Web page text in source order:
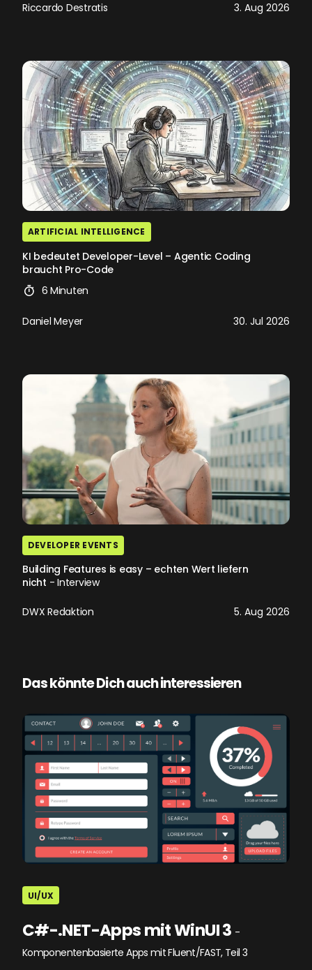
Riccardo Destratis 3. Aug 2026
ARTIFICIAL INTELLIGENCE
KI bedeutet Developer-Level – Agentic Coding
braucht Pro-Code
6 Minuten
Daniel Meyer 30. Jul 2026
DEVELOPER EVENTS
Building Features is easy – echten Wert liefern
nicht - Interview
DWX Redaktion 5. Aug 2026
Das könnte Dich auch interessieren
UI/UX
C#-.NET-Apps mit WinUI 3 -
Komponentenbasierte Apps mit Fluent/FAST, Teil 3